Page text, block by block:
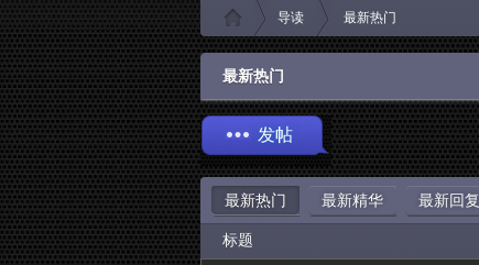
前
»
导读
›
最新热门
最新热门
发帖
最新热门 最新精华 最新回复
标题